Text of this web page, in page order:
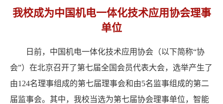
我校成为中国机电一体化技术应用协会理事
单位
日前，中国机电一体化技术应用协会（以下简称“协
会”）在北京召开了第七届全国会员代表大会，选举产生了
由124名理事组成的第七届理事会和由5名监事组成的第二
届监事会。其中，我校当选为第七届协会理事单位，智能